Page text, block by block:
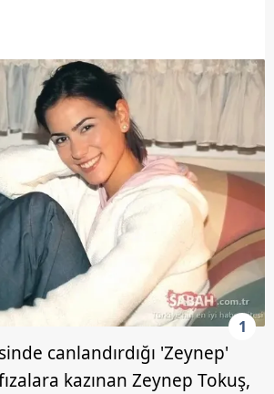
1
canlandırdığı 'Zeynep'
kazınan Zeynep Tokuş,